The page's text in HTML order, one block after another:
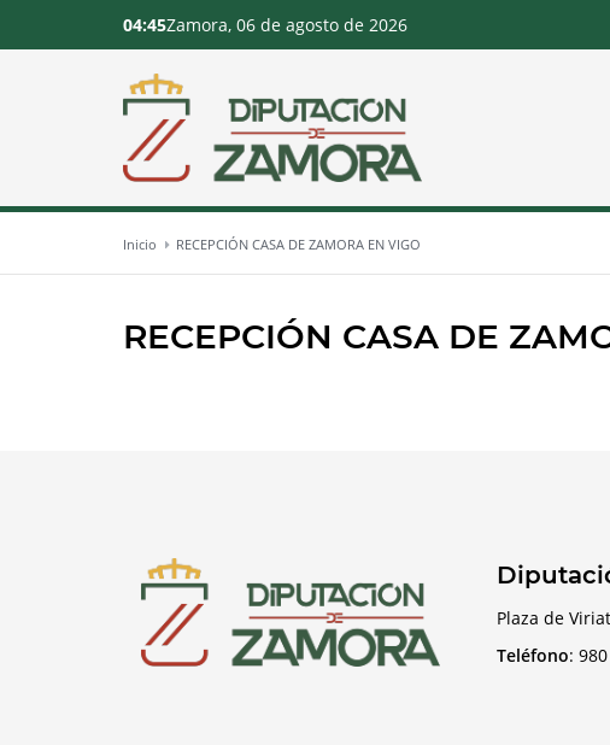
04:45Zamora, 06 de agosto de 2026
Inicio RECEPCIÓN CASA DE ZAMORA EN VIGO
RECEPCIÓN CASA DE
Plaza de
Teléfono: